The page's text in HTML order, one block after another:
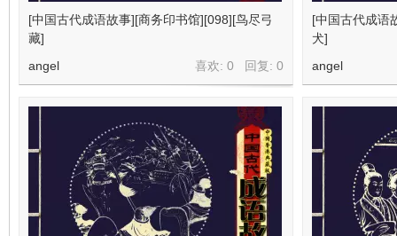
[中国古代成语故事][商务印书馆][098][鸟尽弓
藏]
喜欢: 0 回复: 0
angel
[中国古代成语
犬]
angel